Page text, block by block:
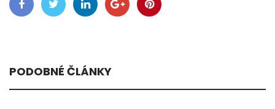
PODOBNÉ ČLÁNKY